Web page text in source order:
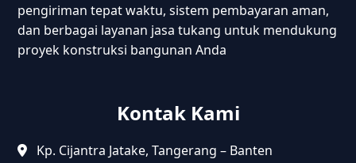
pengiriman tepat waktu, sistem pembayaran aman,
dan berbagai layanan jasa tukang untuk mendukung
proyek konstruksi bangunan Anda
Kontak Kami
Kp. Cijantra Jatake, Tangerang – Banten